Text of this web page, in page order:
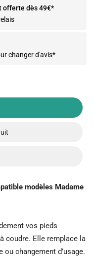
offerte dès 49€*
changer d'avis*
modèles Madame
vos pieds
coudre. Elle remplace la
ou changement d’usage.